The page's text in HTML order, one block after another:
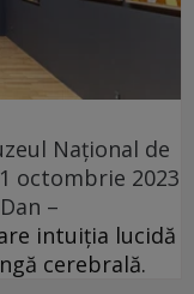
Național de
octombrie 2023
–
intuiția lucidă
cerebrală.